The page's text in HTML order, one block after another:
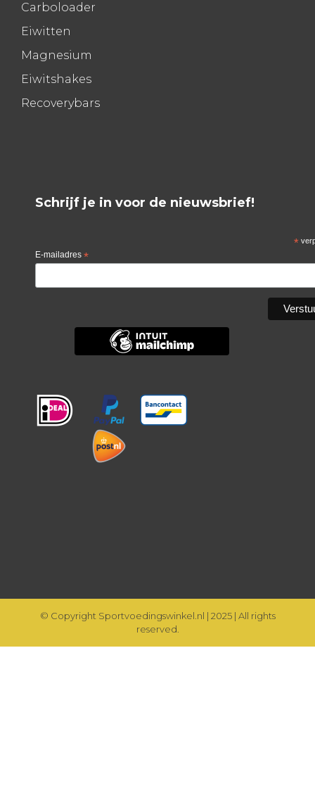
Carboloader
Eiwitten
Magnesium
Eiwitshakes
Recoverybars
Schrijf je in voor de nieuwsbrief!
*
E-mailadres *
© Copyright Sportvoedingswinkel.nl | 2025 | All rights
reserved.